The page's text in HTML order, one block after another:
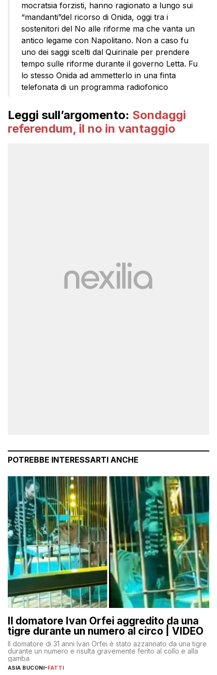
mocratsia forzisti, hanno ragionato a lungo sui
“mandanti”del ricorso di Onida, oggi tra i
sostenitori del No alle riforme ma che vanta un
antico legame con Napolitano. Non a caso fu
uno dei saggi scelti dal Quirinale per prendere
tempo sulle riforme durante il governo Letta. Fu
lo stesso Onida ad ammetterlo in una finta
telefonata di un programma radiofonico
Leggi sull’argomento: Sondaggi
referendum, il no in vantaggio
POTREBBE INTERESSARTI ANCHE
Il domatore Ivan Orfei aggredito da una
tigre durante un numero al circo | VIDEO
Il domatore di 31 anni Ivan Orfei è stato azzannato da una tigre
durante un numero e risulta gravemente ferito al collo e alla
gamba
ASIA BUCONI-FATTI